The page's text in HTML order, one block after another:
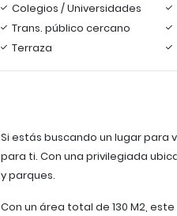
Colegios / Universidades
Trans. público cercano
Terraza
Si estás buscando un lugar
para ti. Con una privilegiada
y parques.
Con un área total de 130 M2,